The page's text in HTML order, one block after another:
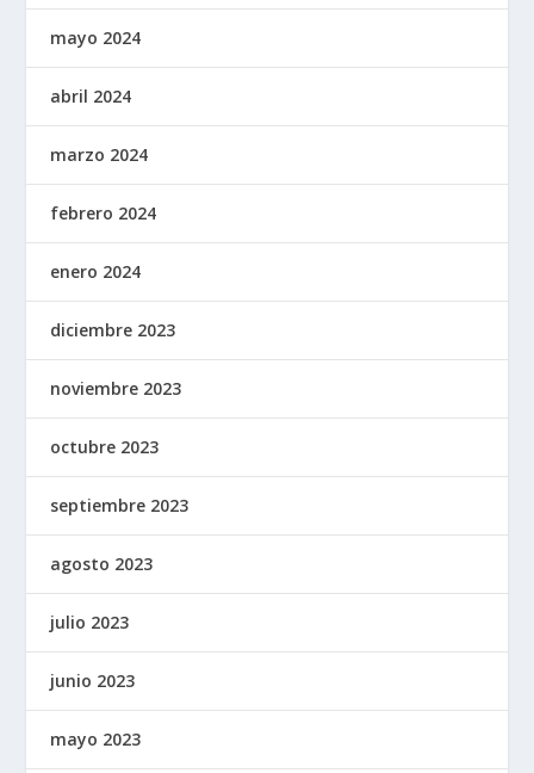
mayo 2024
abril 2024
marzo 2024
febrero 2024
enero 2024
diciembre 2023
noviembre 2023
octubre 2023
septiembre 2023
agosto 2023
julio 2023
junio 2023
mayo 2023